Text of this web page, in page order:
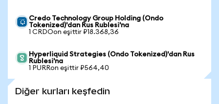
Credo Technology Group Holding (Ondo
Tokenized)'dan Rus Rublesi'na
1 CRDOon eşittir ₽18.368,36
Hyperliquid Strategies (Ondo Tokenized)'dan Rus
Rublesi'na
1 PURRon eşittir ₽564,40
Diğer kurları keşfedin